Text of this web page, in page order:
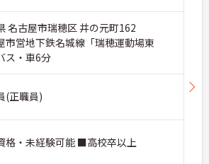
、身体的・精神的な負担を軽
巡視や申し送りなどの業務負
います。
月の平均残業時間は10時間程
なゆとりを持ってご入居者様と
名古屋市瑞穂区 井の元町162
市営地下鉄名城線「瑞穂運動場東
ス・車6分
(正職員)
格・未経験可能 ■高校卒以上